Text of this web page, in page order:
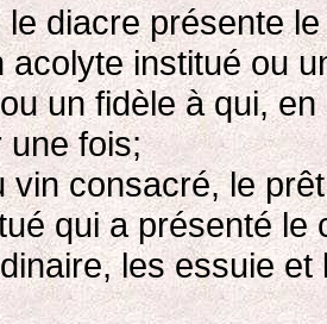
diacre présente
acolyte institué ou
un fidèle à qui,
une fois;
vin consacré, le
qui a présenté
les essuie